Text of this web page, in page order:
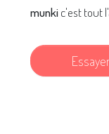
munkic'est tout